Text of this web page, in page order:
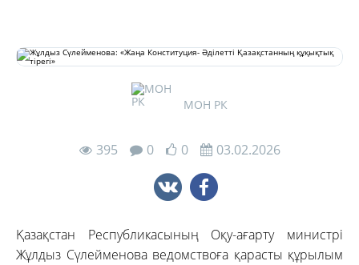
МОН РК
395 0 0 03.02.2026
Қазақстан Республикасының Оқу-ағарту министрі
Жұлдыз Сүлейменова ведомствоға қарасты құрылым